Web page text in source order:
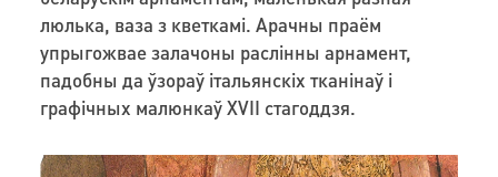
люлька, ваза з кветкамі. Арачны праём
упрыгожвае залачоны раслінны арнамент,
падобны да ўзораў італьянскіх тканінаў і
графічных малюнкаў XVII стагоддзя.